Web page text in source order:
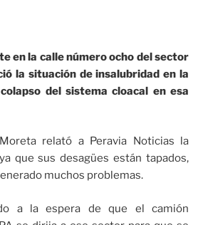
en la calle número ocho del sector
la situación de insalubridad en la
del sistema cloacal en esa
relató a Peravia Noticias la
que sus desagües están tapados,
muchos problemas.
a la espera de que el camión